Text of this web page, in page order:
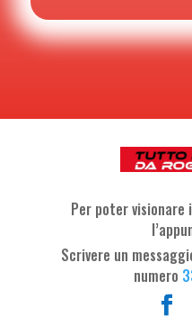
Per poter
Scrivere un
numero